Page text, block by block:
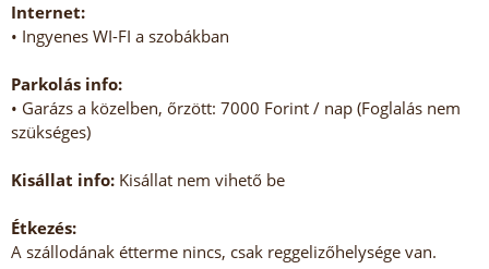
Internet:
• Ingyenes WI-FI a szobákban
Parkolás info:
• Garázs a közelben, őrzött: 7000 Forint / nap (Foglalás nem
szükséges)
Kisállat info: Kisállat nem vihető be
Étkezés:
A szállodának étterme nincs, csak reggelizőhelysége van.